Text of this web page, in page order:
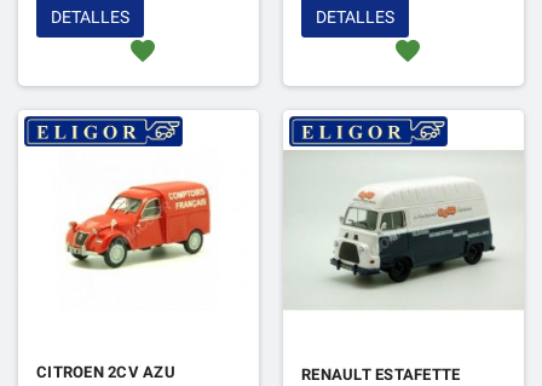
favorite
DETALLES
favorite
DETALLES
CITROEN 2CV AZU
RENAULT ESTAFETTE